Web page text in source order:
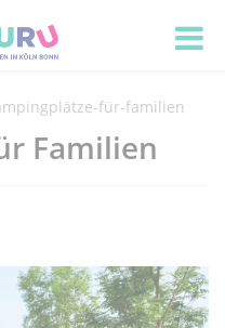
für-familien
Familien